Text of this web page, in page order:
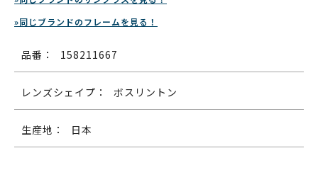
»同じブランドのフレームを見る！
品番： 158211667
レンズシェイプ： ボスリントン
生産地： 日本